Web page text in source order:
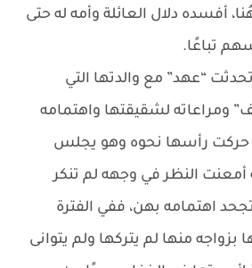
أفسده دلال العائلة وأمه له حتى
تباعًا.
“عهد” مع والدتها التي
ومراعاته لشقيقتها واهتمامه
حركت رأسها نحوه وهو يجلس
أمعنت النظر في وجهه لم تنكر
اهتمامه بهن، ففي الفترة
بزواجه منها لم يتركها ولم يتوانى